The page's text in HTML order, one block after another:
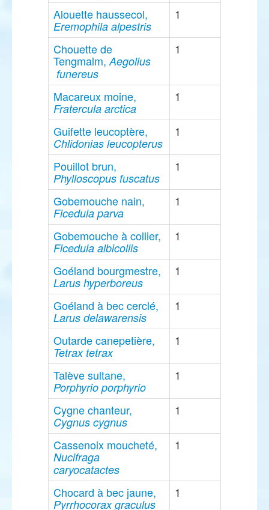
Alouette haussecol,
Eremophila alpestris
1
Chouette de
Tengmalm,Aegolius
funereus
1
Macareux moine,
Fratercula arctica
1
Guifette leucoptère,
Chlidonias leucopterus
1
Pouillot brun,
Phylloscopus fuscatus
1
Gobemouche nain,
Ficedula parva
1
Gobemouche à collier,
Ficedula albicollis
1
Goéland bourgmestre,
Larus hyperboreus
1
Goéland à bec cerclé,
Larus delawarensis
1
Outarde canepetière,
Tetrax tetrax
1
Talève sultane,
Porphyrio porphyrio
1
Cygne chanteur,
Cygnus cygnus
1
Cassenoix moucheté,
Nucifraga
caryocatactes
1
Chocard à bec jaune,
Pyrrhocorax graculus
1